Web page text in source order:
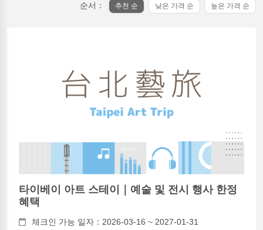
순서： 추천 순 낮은 가격 순 높은 가격 순
타이베이 아트 스테이｜예술 및 전시 행사 한정
혜택
체크인 가능 일자：2026-03-16 ~ 2027-01-31